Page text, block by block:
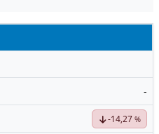
-
-14,27 %